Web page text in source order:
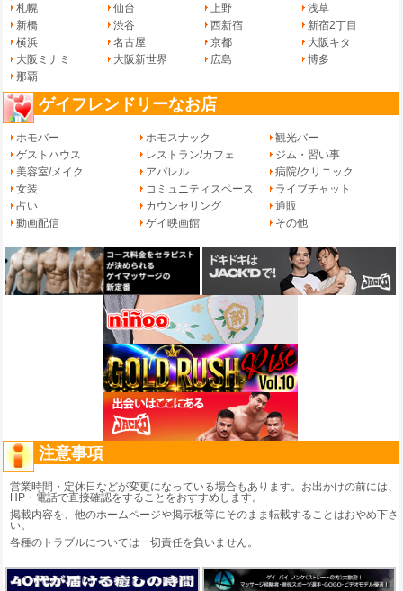
札幌 仙台 上野
浅草
新橋
渋谷 西新宿
新宿2丁目
横浜
名古屋 京都
大阪キタ
大阪ミナミ
大阪新世界 広島
博多
那覇
ゲイフレンドリーなお店
ホモバー ホモスナック
観光バー
ゲストハウス
レストラン/カフェ
ジム・習い事
美容室/メイク
アパレル
病院/クリニック
女装
コミュニティスペース
ライブチャット
占い
カウンセリング
通販
動画配信
ゲイ映画館 その他
注意事項
営業時間・定休日などが変更になっている場合もあります。お出かけの前には、
HP・電話で直接確認をすることをおすすめします。
掲載内容を、他のホームページや掲示板等にそのまま転載することはおやめ下さ
い。
各種のトラブルについては一切責任を負いません。